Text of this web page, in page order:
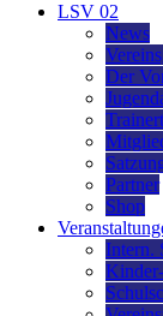
LSV 02
News
Der
Partner
Shop
Intern.